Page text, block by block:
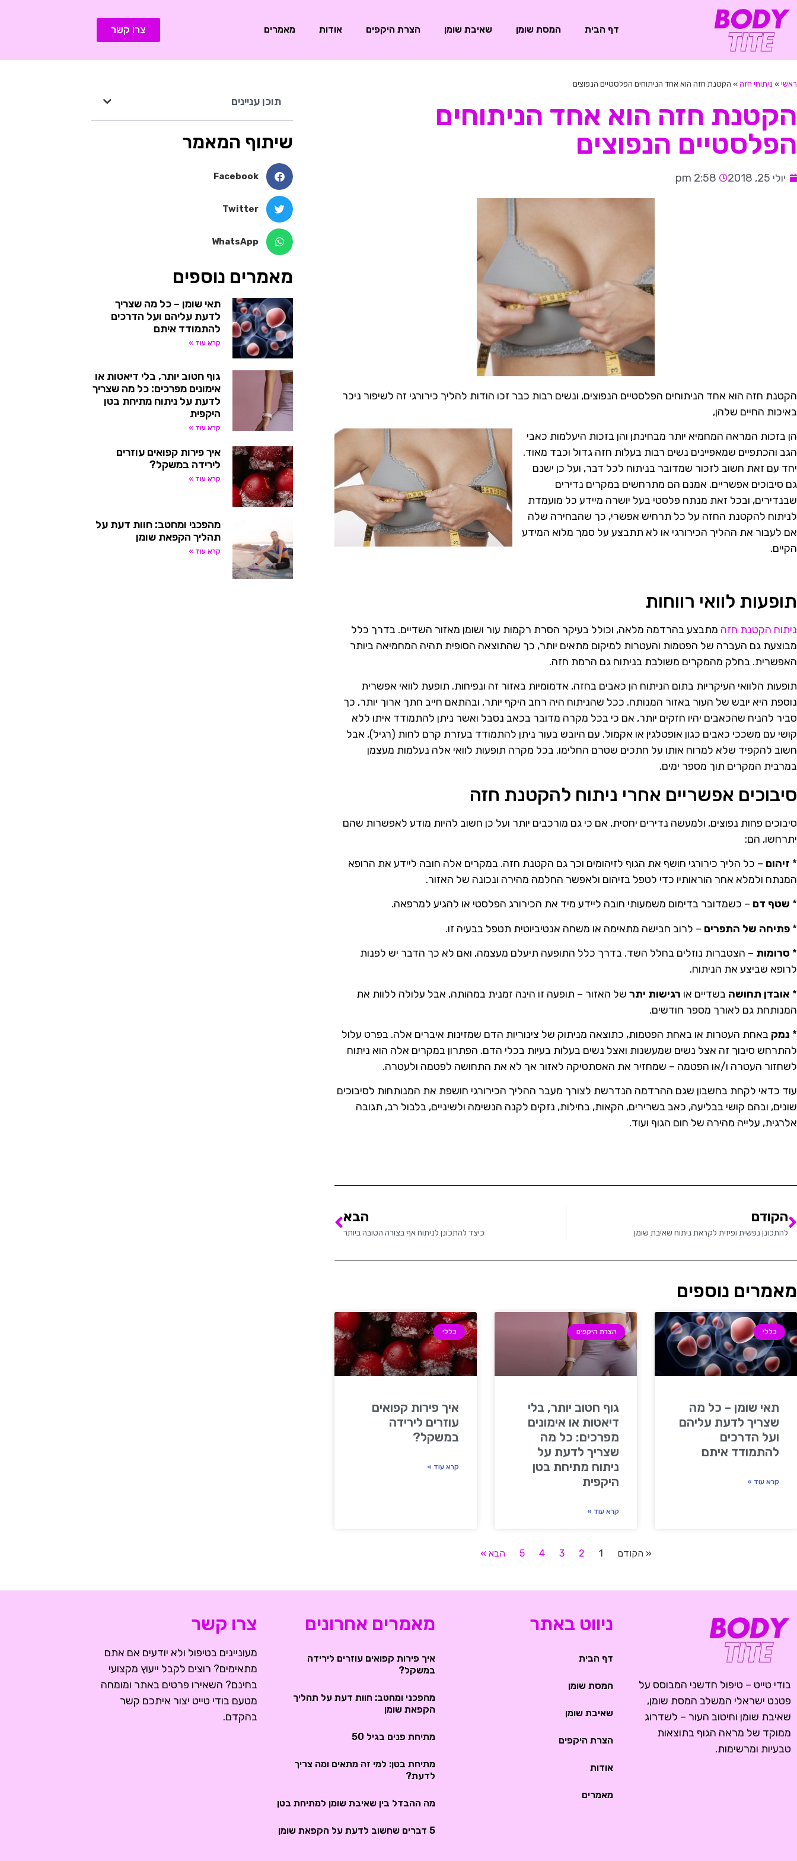
דף הבית המסת שומן שאיבת שומן הצרת היקפים אודות מאמרים צרו קשר
ראשי» ניתוחי חזה» הקטנת חזה הוא אחד הניתוחים הפלסטיים הנפוצים
הקטנת חזה הוא אחד הניתוחים
הפלסטיים הנפוצים
יולי 25, 2018 2:58 pm
הקטנת חזה הוא אחד הניתוחים הפלסטיים הנפוצים, ונשים רבות כבר זכו הודות להליך כירורגי זה לשיפור ניכר
באיכות החיים שלהן,
הן בזכות המראה המחמיא יותר מבחינתן והן בזכות היעלמות כאבי
הגב והכתפיים שמאפיינים נשים רבות בעלות חזה גדול וכבד מאוד.
יחד עם זאת חשוב לזכור שמדובר בניתוח לכל דבר, ועל כן ישנם
גם סיבוכים אפשריים. אמנם הם מתרחשים במקרים נדירים
שבנדירים, ובכל זאת מנתח פלסטי בעל יושרה מיידע כל מועמדת
לניתוח להקטנת החזה על כל תרחיש אפשרי, כך שהבחירה שלה
אם לעבור את ההליך הכירורגי או לא תתבצע על סמך מלוא המידע
הקיים.
תופעות לוואי רווחות
ניתוח הקטנת חזה מתבצע בהרדמה מלאה, וכולל בעיקר הסרת רקמות עור ושומן מאזור השדיים. בדרך כלל
מבוצעת גם העברה של הפטמות והעטרות למיקום מתאים יותר, כך שהתוצאה הסופית תהיה המחמיאה ביותר
האפשרית. בחלק מהמקרים משולבת בניתוח גם הרמת חזה.
תופעות הלוואי העיקריות בתום הניתוח הן כאבים בחזה, אדמומיות באזור זה ונפיחות. תופעת לוואי אפשרית
נוספת היא יובש של העור באזור המנותח. ככל שהניתוח היה רחב היקף יותר, ובהתאם חייב חתך ארוך יותר, כך
סביר להניח שהכאבים יהיו חזקים יותר, אם כי בכל מקרה מדובר בכאב נסבל ואשר ניתן להתמודד איתו ללא
קושי עם משככי כאבים כגון אופטלגין או אקמול. עם היובש בעור ניתן להתמודד בעזרת קרם לחות (רגיל), אבל
חשוב להקפיד שלא למרוח אותו על חתכים שטרם החלימו. בכל מקרה תופעות לוואי אלה נעלמות מעצמן
במרבית המקרים תוך מספר ימים.
סיבוכים אפשריים אחרי ניתוח להקטנת חזה
סיבוכים פחות נפוצים, ולמעשה נדירים יחסית, אם כי גם מורכבים יותר ועל כן חשוב להיות מודע לאפשרות שהם
יתרחשו, הם:
* זיהום – כל הליך כירורגי חושף את הגוף לזיהומים וכך גם הקטנת חזה. במקרים אלה חובה ליידע את הרופא
המנתח ולמלא אחר הוראותיו כדי לטפל בזיהום ולאפשר החלמה מהירה ונכונה של האזור.
* שטף דם – כשמדובר בדימום משמעותי חובה ליידע מיד את הכירורג הפלסטי או להגיע למרפאה.
* פתיחה של התפרים – לרוב חבישה מתאימה או משחה אנטיביוטית תטפל בבעיה זו.
* סרומות – הצטברות נוזלים בחלל השד. בדרך כלל התופעה תיעלם מעצמה, ואם לא כך הדבר יש לפנות
לרופא שביצע את הניתוח.
* אובדן תחושה בשדיים או רגישות יתר של האזור – תופעה זו הינה זמנית במהותה, אבל עלולה ללוות את
המנותחת גם לאורך מספר חודשים.
* נמק באחת העטרות או באחת הפטמות, כתוצאה מניתוק של צינוריות הדם שמזינות איברים אלה. בפרט עלול
להתרחש סיבוך זה אצל נשים שמעשנות ואצל נשים בעלות בעיות בכלי הדם. הפתרון במקרים אלה הוא ניתוח
לשחזור העטרה ו/או הפטמה – שמחזיר את האסתטיקה לאזור אך לא את התחושה לפטמה ולעטרה.
עוד כדאי לקחת בחשבון שגם ההרדמה הנדרשת לצורך מעבר ההליך הכירורגי חושפת את המנותחות לסיבוכים
שונים, ובהם קושי בבליעה, כאב בשרירים, הקאות, בחילות, נזקים לקנה הנשימה ולשיניים, בלבול רב, תגובה
אלרגית, עלייה מהירה של חום הגוף ועוד.
הקודם
להתכונן נפשית ופיזית לקראת ניתוח שאיבת שומן
הבא
כיצד להתכונן לניתוח אף בצורה הטובה ביותר
מאמרים נוספים
כללי
תאי שומן – כל מה
שצריך לדעת עליהם
ועל הדרכים
להתמודד איתם
קרא עוד »
הצרת היקפים
גוף חטוב יותר, בלי
דיאטות או אימונים
מפרכים: כל מה
שצריך לדעת על
ניתוח מתיחת בטן
היקפית
קרא עוד »
כללי
איך פירות קפואים
עוזרים לירידה
במשקל?
קרא עוד »
« הקודם 1
2
3
4
5 הבא »
תוכן עניינים
שיתוף המאמר
Facebook
Twitter
WhatsApp
מאמרים נוספים
תאי שומן – כל מה שצריך
לדעת עליהם ועל הדרכים
להתמודד איתם
קרא עוד »
גוף חטוב יותר, בלי דיאטות או
אימונים מפרכים: כל מה שצריך
לדעת על ניתוח מתיחת בטן
היקפית
קרא עוד »
איך פירות קפואים עוזרים
לירידה במשקל?
קרא עוד »
מהפכני ומחטב: חוות דעת על
תהליך הקפאת שומן
קרא עוד »
בודי טייט – טיפול חדשני המבוסס על
פטנט ישראלי המשלב המסת שומן,
שאיבת שומן וחיטוב העור – לשדרוג
ממוקד של מראה הגוף בתוצאות
טבעיות ומרשימות.
ניווט באתר
דף הבית
המסת שומן
שאיבת שומן
הצרת היקפים
אודות
מאמרים
מאמרים אחרונים
איך פירות קפואים עוזרים לירידה
במשקל?
מהפכני ומחטב: חוות דעת על תהליך
הקפאת שומן
מתיחת פנים בגיל 50
מתיחת בטן: למי זה מתאים ומה צריך
לדעת?
מה ההבדל בין שאיבת שומן למתיחת בטן
5 דברים שחשוב לדעת על הקפאת שומן
צרו קשר
מעוניינים בטיפול ולא יודעים אם אתם
מתאימים? רוצים לקבל ייעוץ מקצועי
בחינם? השאירו פרטים באתר ומומחה
מטעם בודי טייט יצור איתכם קשר
בהקדם.